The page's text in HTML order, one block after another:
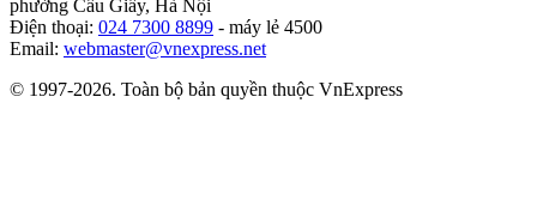
phường Cầu Giấy, Hà Nội
Điện thoại: 024 7300 8899 - máy lẻ 4500
Email: webmaster@vnexpress.net
© 1997-2026. Toàn bộ bản quyền thuộc VnExpress